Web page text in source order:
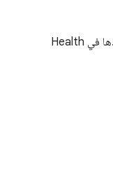
لمعرفة كيفية تنفيذها في Health